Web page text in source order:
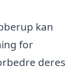
kan
for
deres